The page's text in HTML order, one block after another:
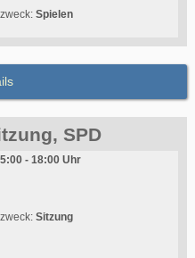
Spielen
SPD
- 18:00 Uhr
Sitzung